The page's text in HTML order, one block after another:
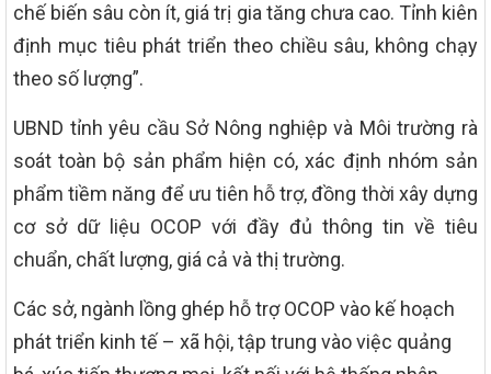
chế biến sâu còn ít, giá trị gia tăng chưa cao. Tỉnh kiên
định mục tiêu phát triển theo chiều sâu, không chạy
theo số lượng”.
UBND tỉnh yêu cầu Sở Nông nghiệp và Môi trường rà
soát toàn bộ sản phẩm hiện có, xác định nhóm sản
phẩm tiềm năng để ưu tiên hỗ trợ, đồng thời xây dựng
cơ sở dữ liệu OCOP với đầy đủ thông tin về tiêu
chuẩn, chất lượng, giá cả và thị trường.
Các sở, ngành lồng ghép hỗ trợ OCOP vào kế hoạch
phát triển kinh tế – xã hội, tập trung vào việc quảng